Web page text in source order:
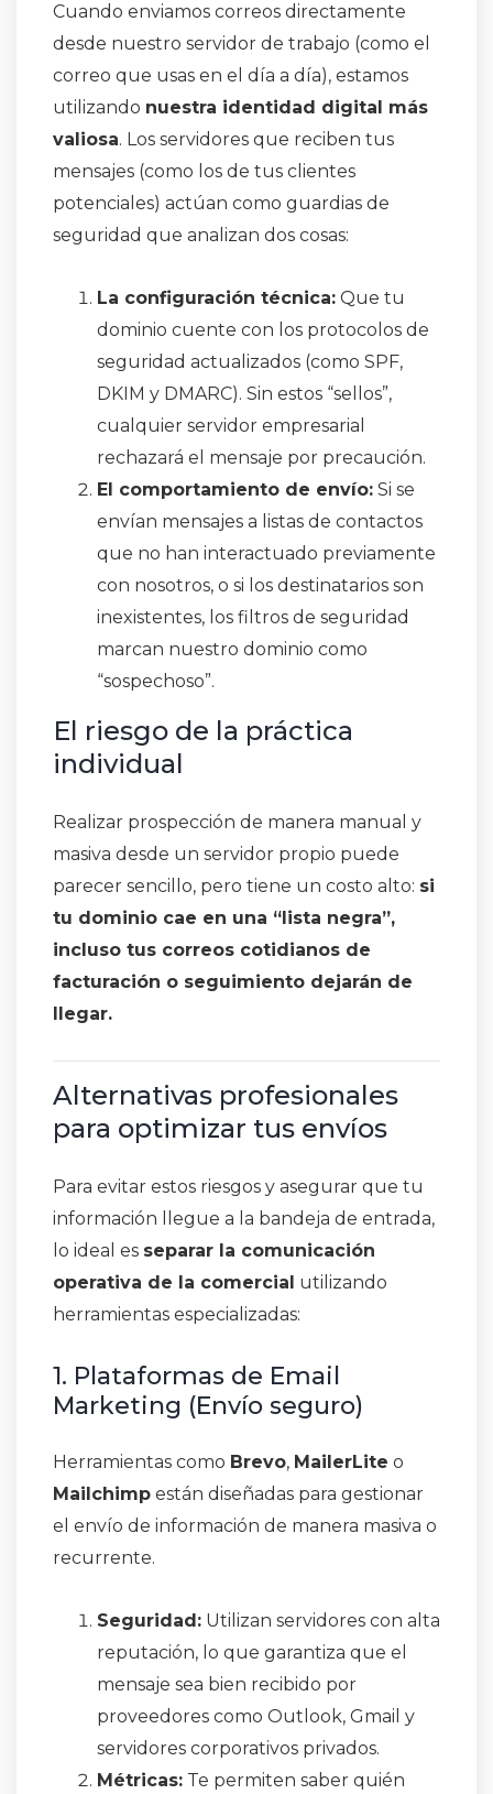
Cuando enviamos correos directamente
desde nuestro servidor de trabajo (como el
correo que usas en el día a día), estamos
utilizando nuestra identidad digital más
valiosa. Los servidores que reciben tus
mensajes (como los de tus clientes
potenciales) actúan como guardias de
seguridad que analizan dos cosas:
La configuración técnica: Que tu
dominio cuente con los protocolos de
seguridad actualizados (como SPF,
DKIM y DMARC). Sin estos “sellos”,
cualquier servidor empresarial
rechazará el mensaje por precaución.
El comportamiento de envío: Si se
envían mensajes a listas de contactos
que no han interactuado previamente
con nosotros, o si los destinatarios son
inexistentes, los filtros de seguridad
marcan nuestro dominio como
“sospechoso”.
El riesgo de la práctica
individual
Realizar prospección de manera manual y
masiva desde un servidor propio puede
parecer sencillo, pero tiene un costo alto: si
tu dominio cae en una “lista negra”,
incluso tus correos cotidianos de
facturación o seguimiento dejarán de
llegar.
Alternativas profesionales
para optimizar tus envíos
Para evitar estos riesgos y asegurar que tu
información llegue a la bandeja de entrada,
lo ideal es separar la comunicación
operativa de la comercial utilizando
herramientas especializadas:
1. Plataformas de Email
Marketing (Envío seguro)
Herramientas como Brevo, MailerLite o
Mailchimp están diseñadas para gestionar
el envío de información de manera masiva o
recurrente.
Seguridad: Utilizan servidores con alta
reputación, lo que garantiza que el
mensaje sea bien recibido por
proveedores como Outlook, Gmail y
servidores corporativos privados.
Métricas: Te permiten saber quién